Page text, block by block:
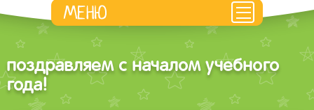
поздравляем с началом учебного
года!